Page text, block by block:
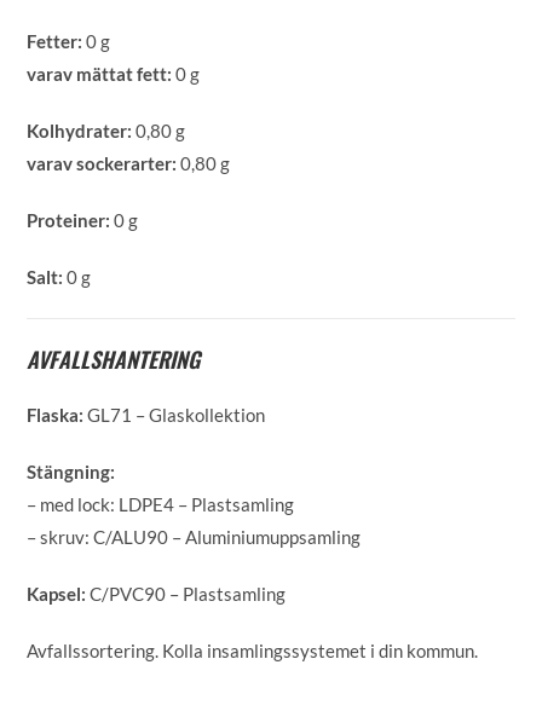
Fetter: 0 g
varav mättat fett: 0 g
Kolhydrater: 0,80 g
varav sockerarter: 0,80 g
Proteiner:0 g
Salt:0 g
AVFALLSHANTERING
Flaska:GL71 – Glaskollektion
Stängning:
– med lock: LDPE4 – Plastsamling
– skruv: C/ALU90 – Aluminiumuppsamling
Kapsel:C/PVC90 – Plastsamling
Avfallssortering. Kolla insamlingssystemet i din kommun.